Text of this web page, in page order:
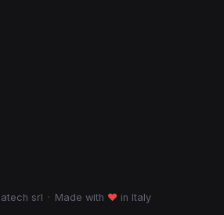
srl · Made with ♥ in Italy